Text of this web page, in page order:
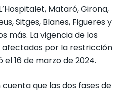
Mataró, Girona,
Sitges, Blanes, Figueres y
más. La vigencia de los
por la restricción
16 de marzo de 2024.
que las dos fases de